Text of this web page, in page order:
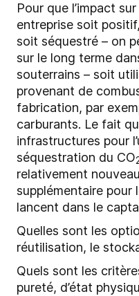
Pour que l’impact
entreprise soit
soit séquestré – on
sur le long terme
souterrains – soit
provenant de
fabrication, par
carburants. Le fait
infrastructures pour
séquestration du CO
relativement
supplémentaire pour
lancent dans le
Quelles sont les
réutilisation, le
Quels sont les
pureté, d’état